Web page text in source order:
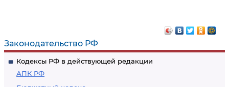
Законодательство РФ
Кодексы РФ в действующей редакции
АПК РФ